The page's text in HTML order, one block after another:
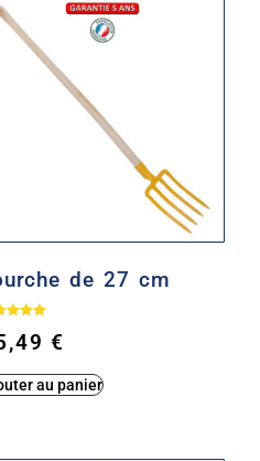
de 27 cm
5
€
au panier